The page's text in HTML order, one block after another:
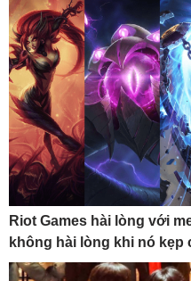
Riot Games hài lòng với
không hài lòng khi nó kẹp